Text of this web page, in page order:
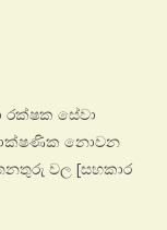
රක්ෂක සේවා
නොවන
වල [සහකාර